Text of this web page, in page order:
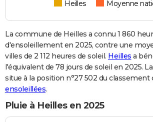
Heilles Moyenne
La commune de Heilles a connu 1 860
d'ensoleillement en 2025, contre une
villes de 2 112 heures de soleil. Heilles a
l'équivalent de 78 jours de soleil en 2025.
situe à la position n°27 502 du classement
ensoleillées.
Pluie à Heilles en 2025